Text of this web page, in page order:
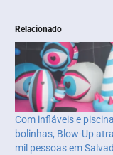
Relacionado
Com infláveis e
bolinhas, Blow-Up
mil pessoas em